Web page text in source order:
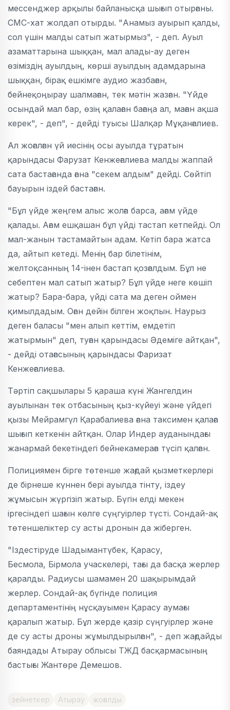
мессенджер арқылы байланысқа шығып отырғаны.
СМС-хат жолдап отырды. "Анамыз ауырып қалды,
сол үшін малды сатып жатырмыз", - деп. Ауыл
азаматтарына шыққан, мал алады-ау деген
өзіміздің ауылдың, көрші ауылдың адамдарына
шыққан, бірақ ешкімге аудио жазбаған,
бейнеқоңырау шалмаған, тек мәтін жазған. "Үйде
осындай мал бар, өзің қалаған бағаңа ал, маған ақша
керек", - деп", - дейді туысы Шалқар Мұқанғалиев.
Ал жоғалған үй иесінің осы ауылда тұратын
қарындасы Фарузат Кенжеғалиева малды жаппай
сата бастағанда ғана "секем алдым" дейді. Сөйтіп
бауырын іздей бастаған.
"Бұл үйде жеңгем алыс жолға барса, ағам үйде
қалады. Ағам ешқашан бұл үйді тастап кетпейді. Ол
мал-жанын тастамайтын адам. Кетіп бара жатса
да, айтып кетеді. Менің бар білетінім,
желтоқсанның 14-інен бастап қозғалдым. Бұл не
себептен мал сатып жатыр? Бұл үйде неге көшіп
жатыр? Бара-бара, үйді сата ма деген оймен
қимылдадым. Оған дейін білген жоқпын. Наурыз
деген баласы "мен алып кеттім, емдетіп
жатырмын" деп, туған қарындасы Әдеміге айтқан",
- дейді отағасының қарындасы Фаризат
Кенжеғалиева.
Тәртіп сақшылары 5 қараша күні Жангелдин
ауылынан тек отбасының қыз-күйеуі және үйдегі
қызы Мейрамгүл Қарабалиева ғана таксимен қалаға
шығып кеткенін айтқан. Олар Индер ауданындағы
жанармай бекетіндегі бейнекамераға түсіп қалған.
Полициямен бірге төтенше жағдай қызметкерлері
де бірнеше күннен бері ауылда тінту, іздеу
жұмысын жүргізіп жатыр. Бүгін елді мекен
іргесіндегі шағын көлге сүңгуірлер түсті. Сондай-ақ
төтеншеліктер су асты дронын да жіберген.
"Іздестіруде Шадымантүбек, Қарасу,
Бесмола, Бірмола учаскелері, тағы да басқа жерлер
қаралды. Радиусы шамамен 20 шақырымдай
жерлер. Сондай-ақ бүгінде полиция
департаментінің нұсқауымен Қарасу аумағы
қаралып жатыр. Бұл жерде қазір сүңгуірлер және
де су асты дроны жұмылдырылған", - деп жағдайды
баяндады Атырау облысы ТЖД басқармасының
бастығы Жантөре Демешов.
зейнеткер Атырау жоғалды